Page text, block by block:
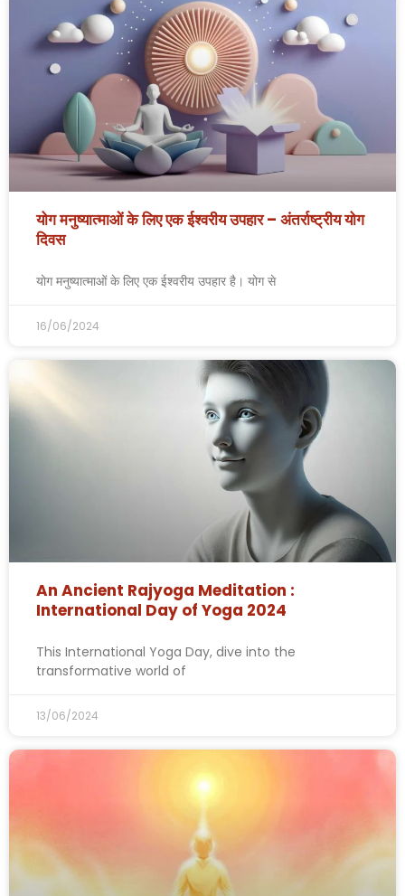
योग मनुष्यात्माओं के लिए एक ईश्वरीय उपहार – अंतर्राष्ट्रीय योग
दिवस
योग मनुष्यात्माओं के लिए एक ईश्वरीय उपहार है। योग से
16/06/2024
An Ancient Rajyoga Meditation :
International Day of Yoga 2024
This International Yoga Day, dive into the
transformative world of
13/06/2024